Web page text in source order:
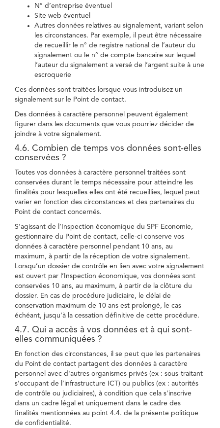
N° d’entreprise éventuel
Site web éventuel
Autres données relatives au signalement, variant selon
les circonstances. Par exemple, il peut être nécessaire
de recueillir le n° de registre national de l’auteur du
signalement ou le n° de compte bancaire sur lequel
l’auteur du signalement a versé de l’argent suite à une
escroquerie
Ces données sont traitées lorsque vous introduisez un
signalement sur le Point de contact.
Des données à caractère personnel peuvent également
figurer dans les documents que vous pourriez décider de
joindre à votre signalement.
4.6. Combien de temps vos données sont-elles
conservées ?
Toutes vos données à caractère personnel traitées sont
conservées durant le temps nécessaire pour atteindre les
finalités pour lesquelles elles ont été recueillies, lequel peut
varier en fonction des circonstances et des partenaires du
Point de contact concernés.
S’agissant de l’Inspection économique du SPF Economie,
gestionnaire du Point de contact, celle-ci conserve vos
données à caractère personnel pendant 10 ans, au
maximum, à partir de la réception de votre signalement.
Lorsqu’un dossier de contrôle en lien avec votre signalement
est ouvert par l’Inspection économique, vos données sont
conservées 10 ans, au maximum, à partir de la clôture du
dossier. En cas de procédure judiciaire, le délai de
conservation maximum de 10 ans est prolongé, le cas
échéant, jusqu’à la cessation définitive de cette procédure.
4.7. Qui a accès à vos données et à qui sont-
elles communiquées ?
En fonction des circonstances, il se peut que les partenaires
du Point de contact partagent des données à caractère
personnel avec d'autres organismes privés (ex : sous-traitant
s’occupant de l’infrastructure ICT) ou publics (ex : autorités
de contrôle ou judiciaires), à condition que cela s'inscrive
dans un cadre légal et uniquement dans le cadre des
finalités mentionnées au point 4.4. de la présente politique
de confidentialité.